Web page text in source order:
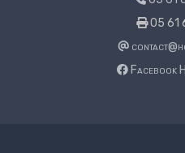
05 61
Facebook